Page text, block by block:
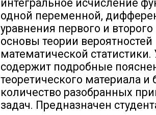
интегральное исчисление
одной переменной,
уравнения первого и
основы теории вероятностей
математической
содержит подробные
теоретического материала
количество разобранных
задач. Предназначен